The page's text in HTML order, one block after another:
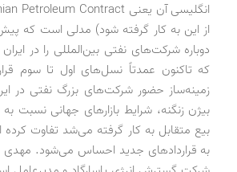
از این به کار گرفته شود) مدلی است که
دوباره شرکت‌های نفتی بین‌المللی را در
که تاکنون عمدتاً نسل‌های اول تا سوم
زمینه‌ساز حضور شرکت‌های بزرگ نفتی در
بیژن زنگنه، شرایط بازارهای جهانی نسبت
بیع متقابل به کار گرفته می‌شد تفاوت کرده
به قراردادهای جدید احساس می‌شود. مهدی